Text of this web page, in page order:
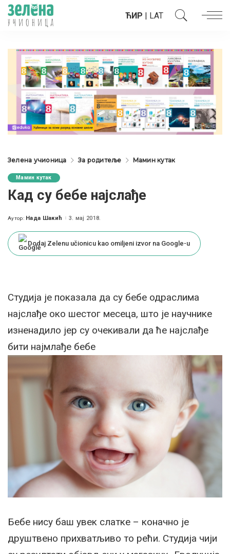
ЋИР | LAT
Зелена учионица За родитеље Мамин кутак
Мамин кутак
Кад су бебе најслађе
Posted
Аутор: Нада Шакић 3. мај 2018.
Dodaj Zelenu učionicu kao omiljeni izvor na Google-u
Студија је показала да су бебе одраслима
најслађе око шестог месеца, што је научнике
изненадило јер су очекивали да ће најслађе
бити најмлађе бебе
Бебе нису баш увек слатке – коначно је
друштвено прихватљиво то рећи. Студија чији